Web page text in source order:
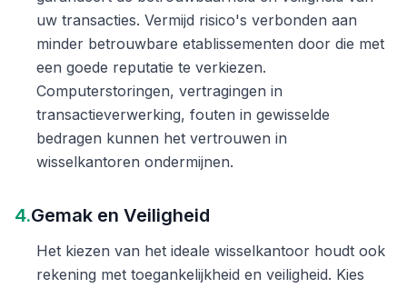
uw transacties. Vermijd risico's verbonden aan
minder betrouwbare etablissementen door die met
een goede reputatie te verkiezen.
Computerstoringen, vertragingen in
transactieverwerking, fouten in gewisselde
bedragen kunnen het vertrouwen in
wisselkantoren ondermijnen.
4.Gemak en Veiligheid
Het kiezen van het ideale wisselkantoor houdt ook
rekening met toegankelijkheid en veiligheid. Kies